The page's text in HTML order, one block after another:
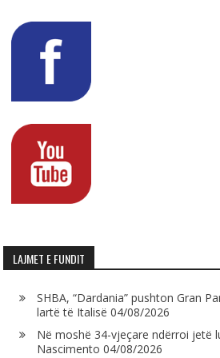
LAJMET E FUNDIT
SHBA, “Dardania” pushton Gran
lartë të Italisë 04/08/2026
Në moshë 34-vjeçare ndërroi jetë
Nascimento 04/08/2026